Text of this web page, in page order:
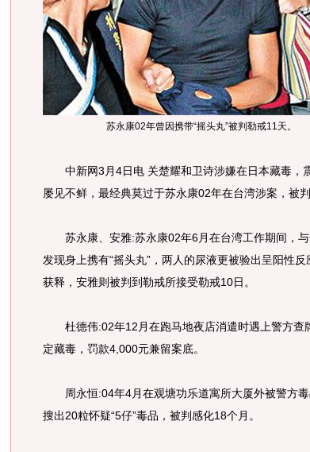
苏永康02年曾因携带“摇头丸”被判勒戒11天。
中新网3月4日电 关楚耀和卫诗涉嫌在日本藏毒，
屡见不鲜，最经典莫过于苏永康02年在台湾涉案，被判
苏永康、安雅:苏永康02年6月在台湾工作期间，与
发现身上携有“摇头丸”，两人的尿液更被验出呈阳性
获释，安雅则被判到勒戒所接受勒戒10日。
杜德伟:02年12月在跑马地夜店消遣时遇上警方查
定藏毒，罚款4,000元兼留案底。
周永恒:04年4月在观塘功乐道寓所大厦外被警方毒
搜出20粒怀疑“5仔”毒品，被判感化18个月。